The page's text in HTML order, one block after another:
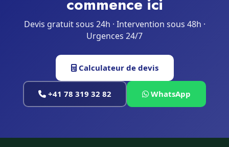
Devis gratuit sous 24h · Intervention sous 48h ·
Urgences 24/7
Calculateur de devis
+41 78 319 32 82 WhatsApp